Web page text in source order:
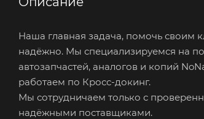
Наша главная задача, помочь своим
надёжно. Мы специализируемся на
автозапчастей, аналогов и копий
работаем по Кросс-докинг.
Мы сотрудничаем только с
надёжными поставщиками.